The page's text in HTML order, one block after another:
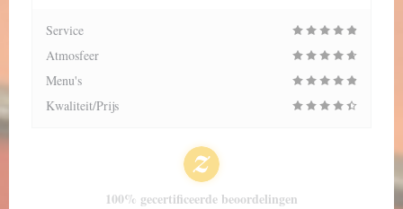
Service
Atmosfeer
Menu's
Kwaliteit/Prijs
100% gecertificeerde beoordelingen